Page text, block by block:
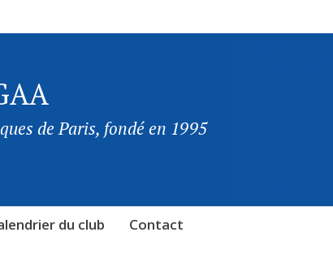
de Paris, fondé en 1995
du club Contact